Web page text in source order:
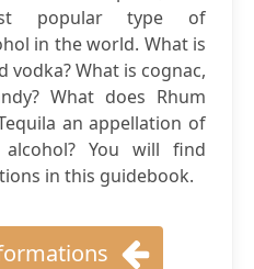
popular type of
in the world. What is
vodka? What is cognac,
What does Rhum
an appellation of
You will find
in this guidebook.